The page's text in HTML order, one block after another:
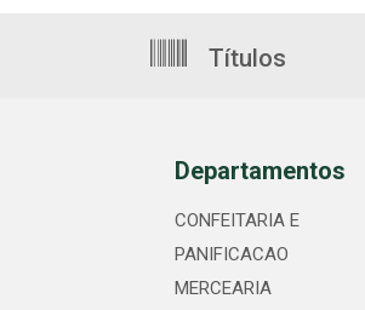
Títulos
Departamentos
CONFEITARIA E
PANIFICACAO
MERCEARIA